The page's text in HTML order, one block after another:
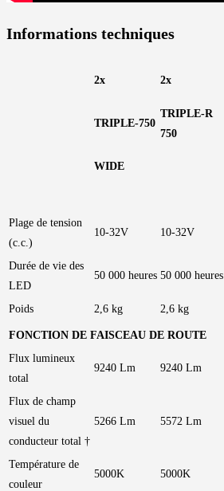
Informations techniques
2x 2x
TRIPLE-750
TRIPLE-R
750
WIDE
Plage de tension
(c.c.)
10-32V 10-32V
Durée de vie des
LED
50 000 heures 50 000 heures
Poids 2,6 kg 2,6 kg
FONCTION DE FAISCEAU DE ROUTE
Flux lumineux
total
9240 Lm 9240 Lm
Flux de champ
visuel du
conducteur total †
5266 Lm 5572 Lm
Température de
couleur
5000K 5000K